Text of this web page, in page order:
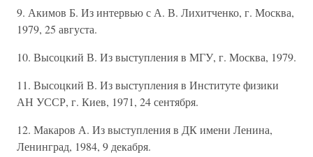
9. Акимов Б. Из интервью с А. В. Лихитченко, г. Москва,
1979, 25 августа.
10. Высоцкий В. Из выступления в МГУ, г. Москва, 1979.
11. Высоцкий В. Из выступления в Институте физики
АН УССР, г. Киев, 1971, 24 сентября.
12. Макаров А. Из выступления в ДК имени Ленина,
Ленинград, 1984, 9 декабря.